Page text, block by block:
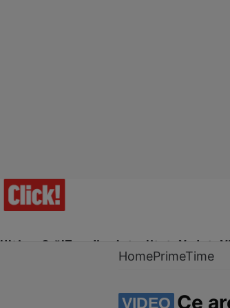
Ultima Oră!Trending Actualitate Vedete
HomePrimeTime
VIDEO Ce